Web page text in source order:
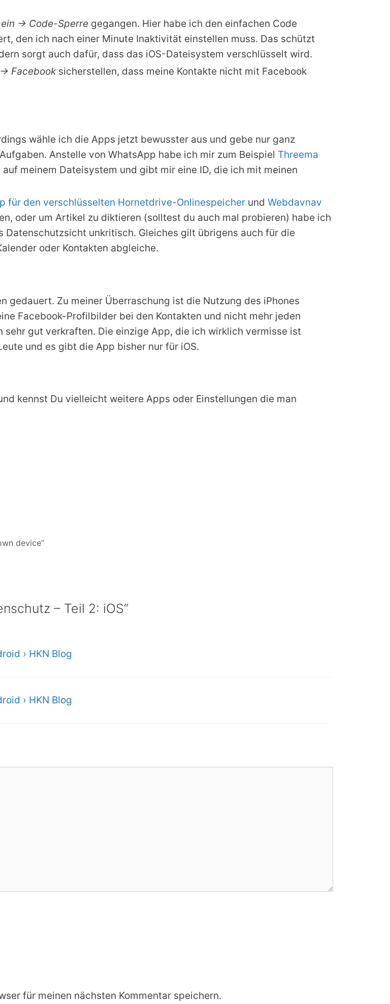
-> Code-Sperre gegangen. Hier habe ich den einfachen Code
den ich nach einer Minute Inaktivität einstellen muss. Das schützt
sorgt auch dafür, dass das iOS-Dateisystem verschlüsselt wird.
Facebooksicherstellen, dass meine Kontakte nicht mit Facebook
wähle ich die Apps jetzt bewusster aus und gebe nur ganz
Anstelle von WhatsApp habe ich mir zum Beispiel Threema
meinem Dateisystem und gibt mir eine ID, die ich mit meinen
für den verschlüsselten Hornetdrive-Onlinespeicher und Webdavnav
oder um Artikel zu diktieren (solltest du auch mal probieren) habe ich
Datenschutzsicht unkritisch. Gleiches gilt übrigens auch für die
oder Kontakten abgleiche.
gedauert. Zu meiner Überraschung ist die Nutzung des iPhones
Facebook-Profilbilder bei den Kontakten und nicht mehr jeden
sehr gut verkraften. Die einzige App, die ich wirklich vermisse ist
und es gibt die App bisher nur für iOS.
kennst Du vielleicht weitere Apps oder Einstellungen die man
device“
– Teil 2: iOS“
› HKN Blog
› HKN Blog
für meinen nächsten Kommentar speichern.